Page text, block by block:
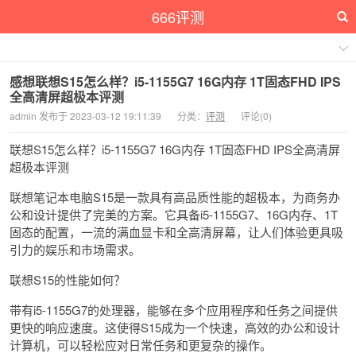
666评测
感想联想S15怎么样？i5-1155G7 16G内存 1T固态FHD IPS
全高清屏超极本评测
admin 发布于 2023-03-12 19:11:39 分类： 评测 评论(0)
联想S15怎么样？i5-1155G7 16G内存 1T固态FHD IPS全高清屏
超极本评测
联想笔记本电脑S15是一款具有高品质性能的超极本，为商务办
公和设计提供了完美的方案。它具备i5-1155G7、16G内存、1T
固态的配置，一流的满血显卡和全高清屏幕，让人们体验更具吸
引力的娱乐和市场需求。
联想S15的性能如何？
带有i5-1155G7的处理器，能够在多个应用程序和任务之间提供
更快的响应速度。这使得S15成为一个快速，高效的办公和设计
计算机，可以轻松应对日常任务和更复杂的操作。